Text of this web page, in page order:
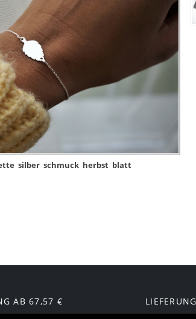
silber schmuck herbst blatt
AB 67,57 €